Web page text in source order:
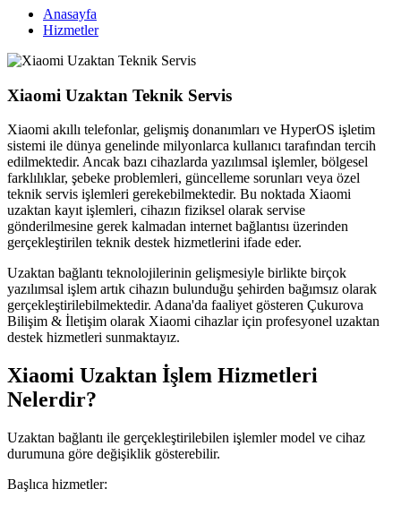
Anasayfa
Hizmetler
Xiaomi Uzaktan Teknik Servis
Xiaomi akıllı telefonlar, gelişmiş donanımları ve HyperOS işletim
sistemi ile dünya genelinde milyonlarca kullanıcı tarafından tercih
edilmektedir. Ancak bazı cihazlarda yazılımsal işlemler, bölgesel
farklılıklar, şebeke problemleri, güncelleme sorunları veya özel
teknik servis işlemleri gerekebilmektedir. Bu noktada Xiaomi
uzaktan kayıt işlemleri, cihazın fiziksel olarak servise
gönderilmesine gerek kalmadan internet bağlantısı üzerinden
gerçekleştirilen teknik destek hizmetlerini ifade eder.
Uzaktan bağlantı teknolojilerinin gelişmesiyle birlikte birçok
yazılımsal işlem artık cihazın bulunduğu şehirden bağımsız olarak
gerçekleştirilebilmektedir. Adana'da faaliyet gösteren Çukurova
Bilişim & İletişim olarak Xiaomi cihazlar için profesyonel uzaktan
destek hizmetleri sunmaktayız.
Xiaomi Uzaktan İşlem Hizmetleri
Nelerdir?
Uzaktan bağlantı ile gerçekleştirilebilen işlemler model ve cihaz
durumuna göre değişiklik gösterebilir.
Başlıca hizmetler: